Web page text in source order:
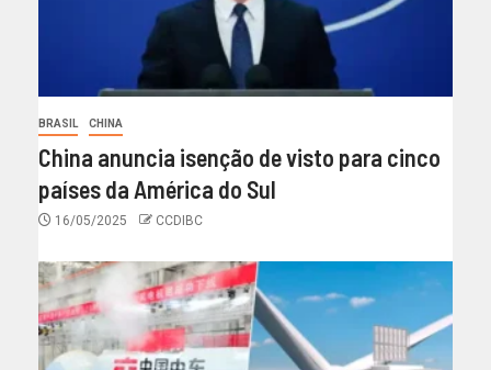
BRASIL CHINA
China anuncia isenção de visto para cinco
países da América do Sul
16/05/2025 CCDIBC